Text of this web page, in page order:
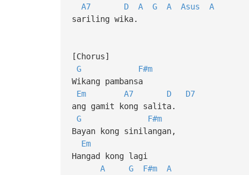
A7
D A G A Asus
A
sariling wika.
[Chorus]
G
F#m
Wikang pambansa
Em
A7 D
D7
ang gamit kong salita.
G
F#m
Bayan kong sinilangan,
Em
Hangad kong lagi
A
G F#m
A